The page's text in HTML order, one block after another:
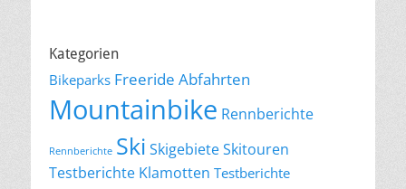
Kategorien
Bikeparks Freeride Abfahrten
Mountainbike Rennberichte
Rennberichte Ski SkigebieteSkitouren
Testberichte Klamotten Testberichte